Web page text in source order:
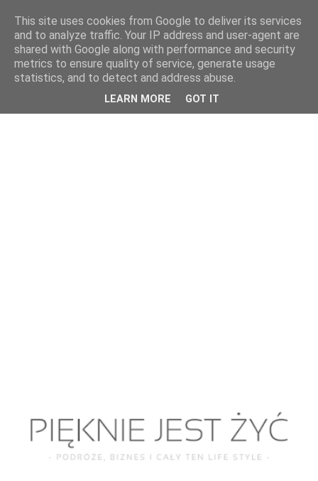
This site uses cookies from Google to deliver its services
and to analyze traffic. Your IP address and user-agent are
shared with Google along with performance and security
metrics to ensure quality of service, generate usage
statistics, and to detect and address abuse.
LEARN MORE GOT IT